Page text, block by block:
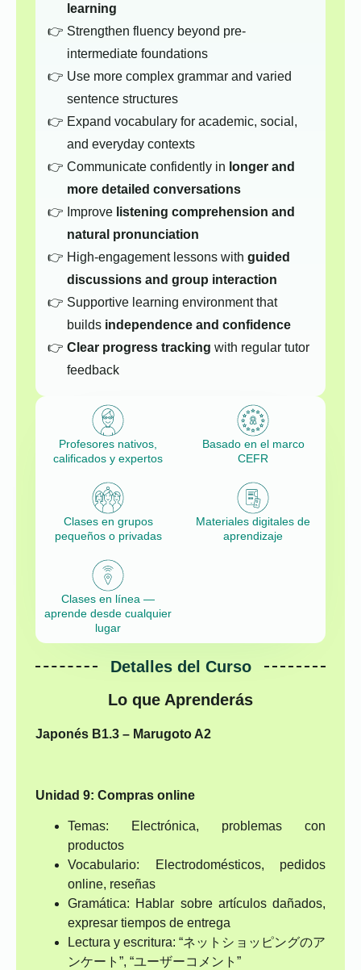
learning
Strengthen fluency beyond pre-
intermediate foundations
Use more complex grammar and varied
sentence structures
Expand vocabulary for academic, social,
and everyday contexts
Communicate confidently in longer and
more detailed conversations
Improve listening comprehension and
natural pronunciation
High-engagement lessons with guided
discussions and group interaction
Supportive learning environment that
builds independence and confidence
Clear progress tracking with regular tutor
feedback
Profesores nativos,
calificados y expertos
Basado en el marco
CEFR
Clases en grupos
pequeños o privadas
Materiales digitales de
aprendizaje
Clases en línea —
aprende desde cualquier
lugar
Detalles del Curso
Lo que Aprenderás
Japonés B1.3 – Marugoto A2
Unidad 9: Compras online
Temas: Electrónica, problemas con
productos
Vocabulario: Electrodomésticos, pedidos
online, reseñas
Gramática: Hablar sobre artículos dañados,
expresar tiempos de entrega
Lectura y escritura: “ネットショッピングのア
ンケート”, “ユーザーコメント”